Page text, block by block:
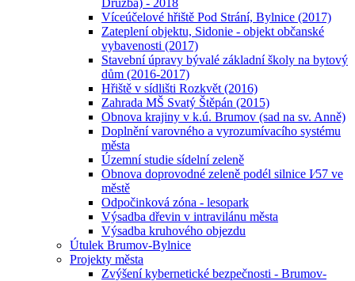
Družba) - 2018
Víceúčelové hřiště Pod Strání, Bylnice (2017)
Zateplení objektu, Sidonie - objekt občanské
vybavenosti (2017)
Stavební úpravy bývalé základní školy na bytový
dům (2016-2017)
Hřiště v sídlišti Rozkvět (2016)
Zahrada MŠ Svatý Štěpán (2015)
Obnova krajiny v k.ú. Brumov (sad na sv. Anně)
Doplnění varovného a vyrozumívacího systému
města
Územní studie sídelní zeleně
Obnova doprovodné zeleně podél silnice I⁄57 ve
městě
Odpočinková zóna - lesopark
Výsadba dřevin v intravilánu města
Výsadba kruhového objezdu
Útulek Brumov-Bylnice
Projekty města
Zvýšení kybernetické bezpečnosti - Brumov-